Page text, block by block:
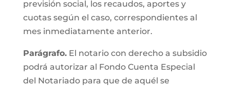
previsión social, los recaudos, aportes y
cuotas según el caso, correspondientes al
mes inmediatamente anterior.
Parágrafo.El notario con derecho a subsidio
podrá autorizar al Fondo Cuenta Especial
del Notariado para que de aquél se